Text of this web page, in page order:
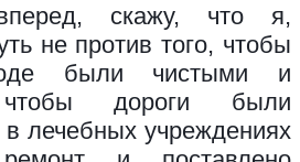
скажу, что я,
не против того, чтобы
были чистыми и
дороги были
лечебных учреждениях